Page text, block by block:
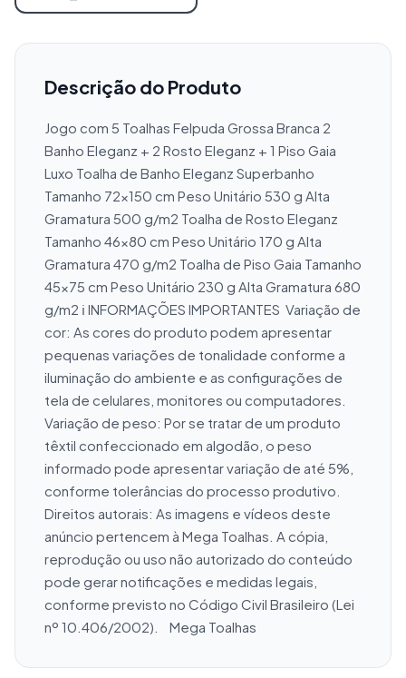
Descrição do Produto
Jogo com 5 Toalhas Felpuda Grossa Branca 2
Banho Eleganz + 2 Rosto Eleganz + 1 Piso Gaia
Luxo Toalha de Banho Eleganz Superbanho
Tamanho 72x150 cm Peso Unitário 530 g Alta
Gramatura 500 g/m2 Toalha de Rosto Eleganz
Tamanho 46x80 cm Peso Unitário 170 g Alta
Gramatura 470 g/m2 Toalha de Piso Gaia Tamanho
45x75 cm Peso Unitário 230 g Alta Gramatura 680
g/m2 ℹ️ INFORMAÇÕES IMPORTANTES  Variação de
cor: As cores do produto podem apresentar
pequenas variações de tonalidade conforme a
iluminação do ambiente e as configurações de
tela de celulares, monitores ou computadores.
Variação de peso: Por se tratar de um produto
têxtil confeccionado em algodão, o peso
informado pode apresentar variação de até 5%,
conforme tolerâncias do processo produtivo.
Direitos autorais: As imagens e vídeos deste
anúncio pertencem à Mega Toalhas. A cópia,
reprodução ou uso não autorizado do conteúdo
pode gerar notificações e medidas legais,
conforme previsto no Código Civil Brasileiro (Lei
nº 10.406/2002).    Mega Toalhas